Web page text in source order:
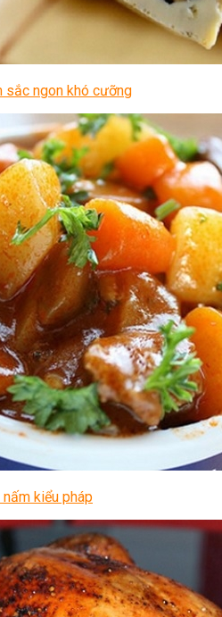
sắc ngon khó cưỡng
kiểu pháp